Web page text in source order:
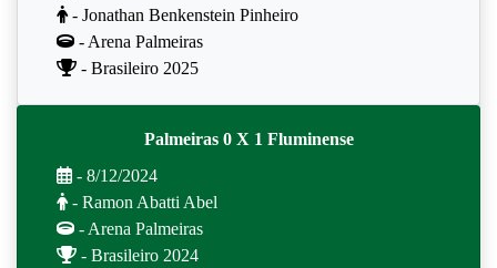
- Jonathan Benkenstein Pinheiro
- Arena Palmeiras
- Brasileiro 2025
Palmeiras 0 X 1 Fluminense
- 8/12/2024
- Ramon Abatti Abel
- Arena Palmeiras
- Brasileiro 2024